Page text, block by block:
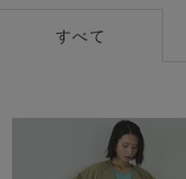
すべて